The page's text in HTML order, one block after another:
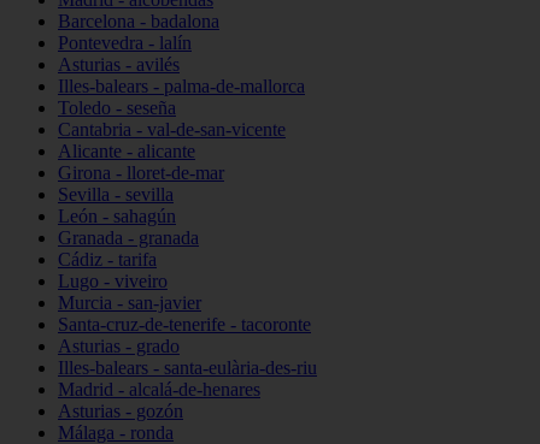
Barcelona - badalona
Pontevedra - lalín
Asturias - avilés
Illes-balears - palma-de-mallorca
Toledo - seseña
Cantabria - val-de-san-vicente
Alicante - alicante
Girona - lloret-de-mar
Sevilla - sevilla
León - sahagún
Granada - granada
Cádiz - tarifa
Lugo - viveiro
Murcia - san-javier
Santa-cruz-de-tenerife - tacoronte
Asturias - grado
Illes-balears - santa-eulària-des-riu
Madrid - alcalá-de-henares
Asturias - gozón
Málaga - ronda